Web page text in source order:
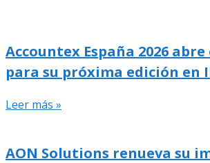
Accountex España 2026
para su próxima edición en
Leer más »
AON Solutions renueva su